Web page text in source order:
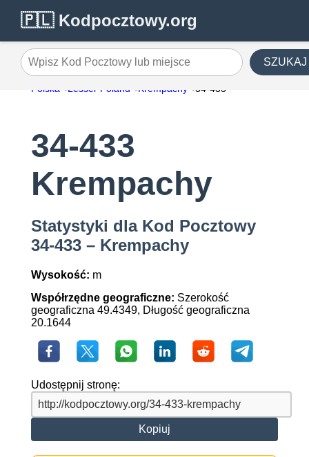
🇵🇱 Kodpocztowy.org
Wpisz Kod Pocztowy lub miejsce SZUKAJ
Polska Lesser Poland Krempachy 34-433
34-433
Krempachy
Statystyki dla Kod Pocztowy
34-433 – Krempachy
Wysokość: m
Współrzędne geograficzne: Szerokość
geograficzna 49.4349, Długość geograficzna
20.1644
Udostępnij stronę:
Kopiuj